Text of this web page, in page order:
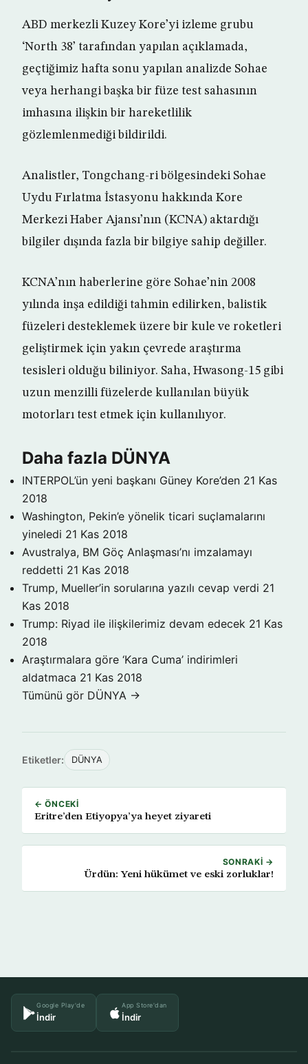
ABD merkezli Kuzey Kore’yi izleme grubu
‘North 38’ tarafından yapılan açıklamada,
geçtiğimiz hafta sonu yapılan analizde Sohae
veya herhangi başka bir füze test sahasının
imhasına ilişkin bir hareketlilik
gözlemlenmediği bildirildi.
Analistler, Tongchang-ri bölgesindeki Sohae
Uydu Fırlatma İstasyonu hakkında Kore
Merkezi Haber Ajansı’nın (KCNA) aktardığı
bilgiler dışında fazla bir bilgiye sahip değiller.
KCNA’nın haberlerine göre Sohae’nin 2008
yılında inşa edildiği tahmin edilirken, balistik
füzeleri desteklemek üzere bir kule ve roketleri
geliştirmek için yakın çevrede araştırma
tesisleri olduğu biliniyor. Saha, Hwasong-15 gibi
uzun menzilli füzelerde kullanılan büyük
motorları test etmek için kullanılıyor.
Daha fazla DÜNYA
INTERPOL’ün yeni başkanı Güney Kore’den 21 Kas
2018
Washington, Pekin’e yönelik ticari suçlamalarını
yineledi 21 Kas 2018
Avustralya, BM Göç Anlaşması’nı imzalamayı
reddetti 21 Kas 2018
Trump, Mueller’in sorularına yazılı cevap verdi 21
Kas 2018
Trump: Riyad ile ilişkilerimiz devam edecek 21 Kas
2018
Araştırmalara göre ‘Kara Cuma’ indirimleri
aldatmaca 21 Kas 2018
Tümünü gör DÜNYA →
Etiketler: DÜNYA
← ÖNCEKI
Eritre’den Etiyopya’ya heyet ziyareti
SONRAKI →
Ürdün: Yeni hükümet ve eski zorluklar!
Google Play'de
İndir
App Store'dan
İndir